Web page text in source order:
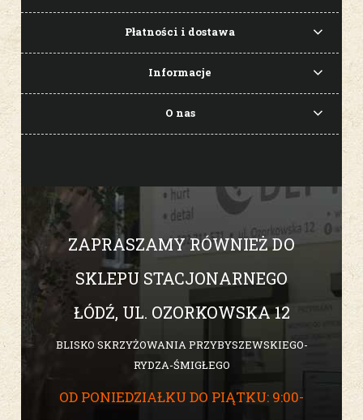
Płatności i dostawa
Informacje
O nas
ZAPRASZAMY RÓWNIEŻ DO
SKLEPU STACJONARNEGO
ŁÓDŹ, UL. OZORKOWSKA 12
BLISKO SKRZYŻOWANIA PRZYBYSZEWSKIEGO-
RYDZA-ŚMIGŁEGO
OD PONIEDZIAŁKU DO PIĄTKU: 9:00-